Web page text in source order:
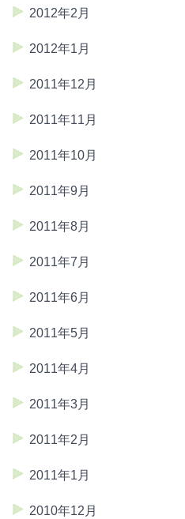
2012年2月
2012年1月
2011年12月
2011年11月
2011年10月
2011年9月
2011年8月
2011年7月
2011年6月
2011年5月
2011年4月
2011年3月
2011年2月
2011年1月
2010年12月